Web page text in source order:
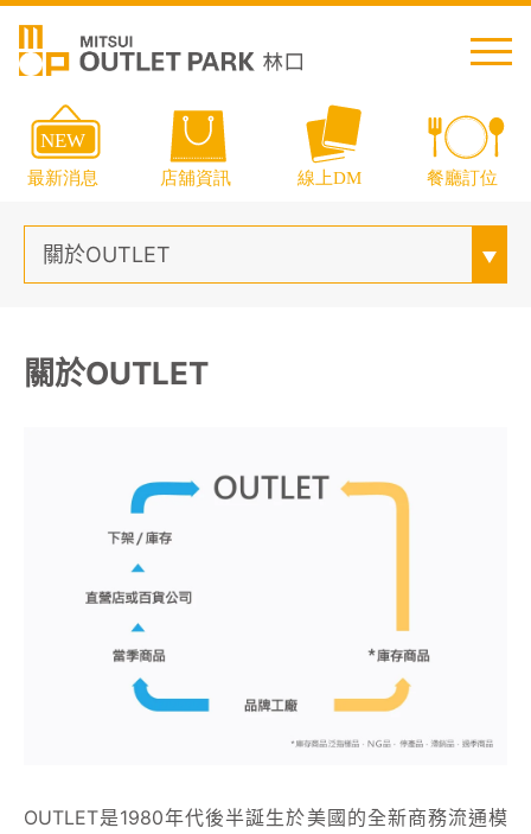
繁中 简中 日本語 English Thai
樓層導覽
APP會員專區
關於OUTLET
關於OUTLET
OUTLET是1980年代後半誕生於美國的全新商務流通模